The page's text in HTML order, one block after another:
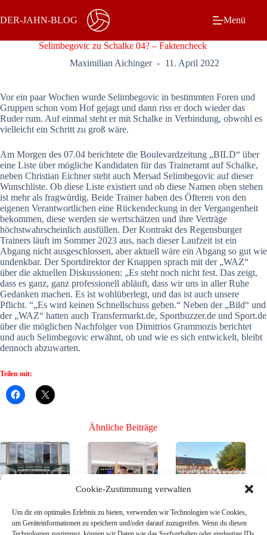
Cookie-Zustimmung verwalten
Um dir ein optimales Erlebnis zu bieten, verwenden wir Technologien wie Cookies,
um Geräteinformationen zu speichern und/oder darauf zuzugreifen. Wenn du diesen
Inhalt
springen
DER-JAHN-BLOG Menü
Selimbegovic zu Schalke 04? – Faktencheck
Maximilian Aichinger
11. April 2022
Vor ein paar Wochen wurde Selimbegovic in bestimmten Foren und
Gruppen schon vom Hof gejagt und dann riss er doch wieder das
Ruder rum. Auf einmal steht er mit Schalke in Verbindung, obwohl es
vielleicht ein Schritt zu groß wäre.
Am Morgen des 07.04 berichtete die Boulevardzeitung „BILD“ über
eine Liste über mögliche Kandidaten für das Traineramt auf Schalke,
neben Christian Eichner steht auch Mersad Selimbegovic auf dieser
Wunschliste. Ob diese Liste existiert und ob diese Namen oben stehen
ist mehr als fragwürdig. Beide Trainer haben des Öfteren von den
eigenen Verantwortlichen eine Rückendeckung in der Vergangenheit
bekommen, diese werden sie wertschätzen und ihre Verträge
höchstwahrscheinlich ausfüllen. Der Kontrakt des Regensburger
Trainers läuft im Sommer 2023 aus, nach dieser Laufzeit ist ein
Abgang nicht ausgeschlossen, aber aktuell wäre ein Abgang so gut wie
undenkbar. Der Sportdirektor der Knappen sprach mit der „WAZ“
über die aktuellen Diskussionen: „Es steht noch nicht fest. Das zeigt,
dass es ganz, ganz professionell abläuft, dass wir uns in aller Ruhe
Gedanken machen. Es ist wohlüberlegt, und das ist auch unsere
Pflicht. “„Es wird keinen Schnellschuss geben.“ Neben der „Bild“ und
der „WAZ“ hatten auch Transfermarkt.de, Sportbuzzer.de und Sport.de
über die möglichen Nachfolger von Dimitrios Grammozis berichtet
und auch Selimbegovic erwähnt, ob und wie es sich entwickelt, bleibt
dennoch abzuwarten.
Teilen mit:
Ähnliche Beiträge
Der Kader des
SSV Jahn für die
Bühne frei für die
Neuen, Teil 3 –
Mission Toto-
Pokal – SG